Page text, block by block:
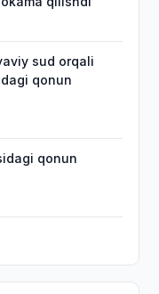
sud orqali
qonun
qonun